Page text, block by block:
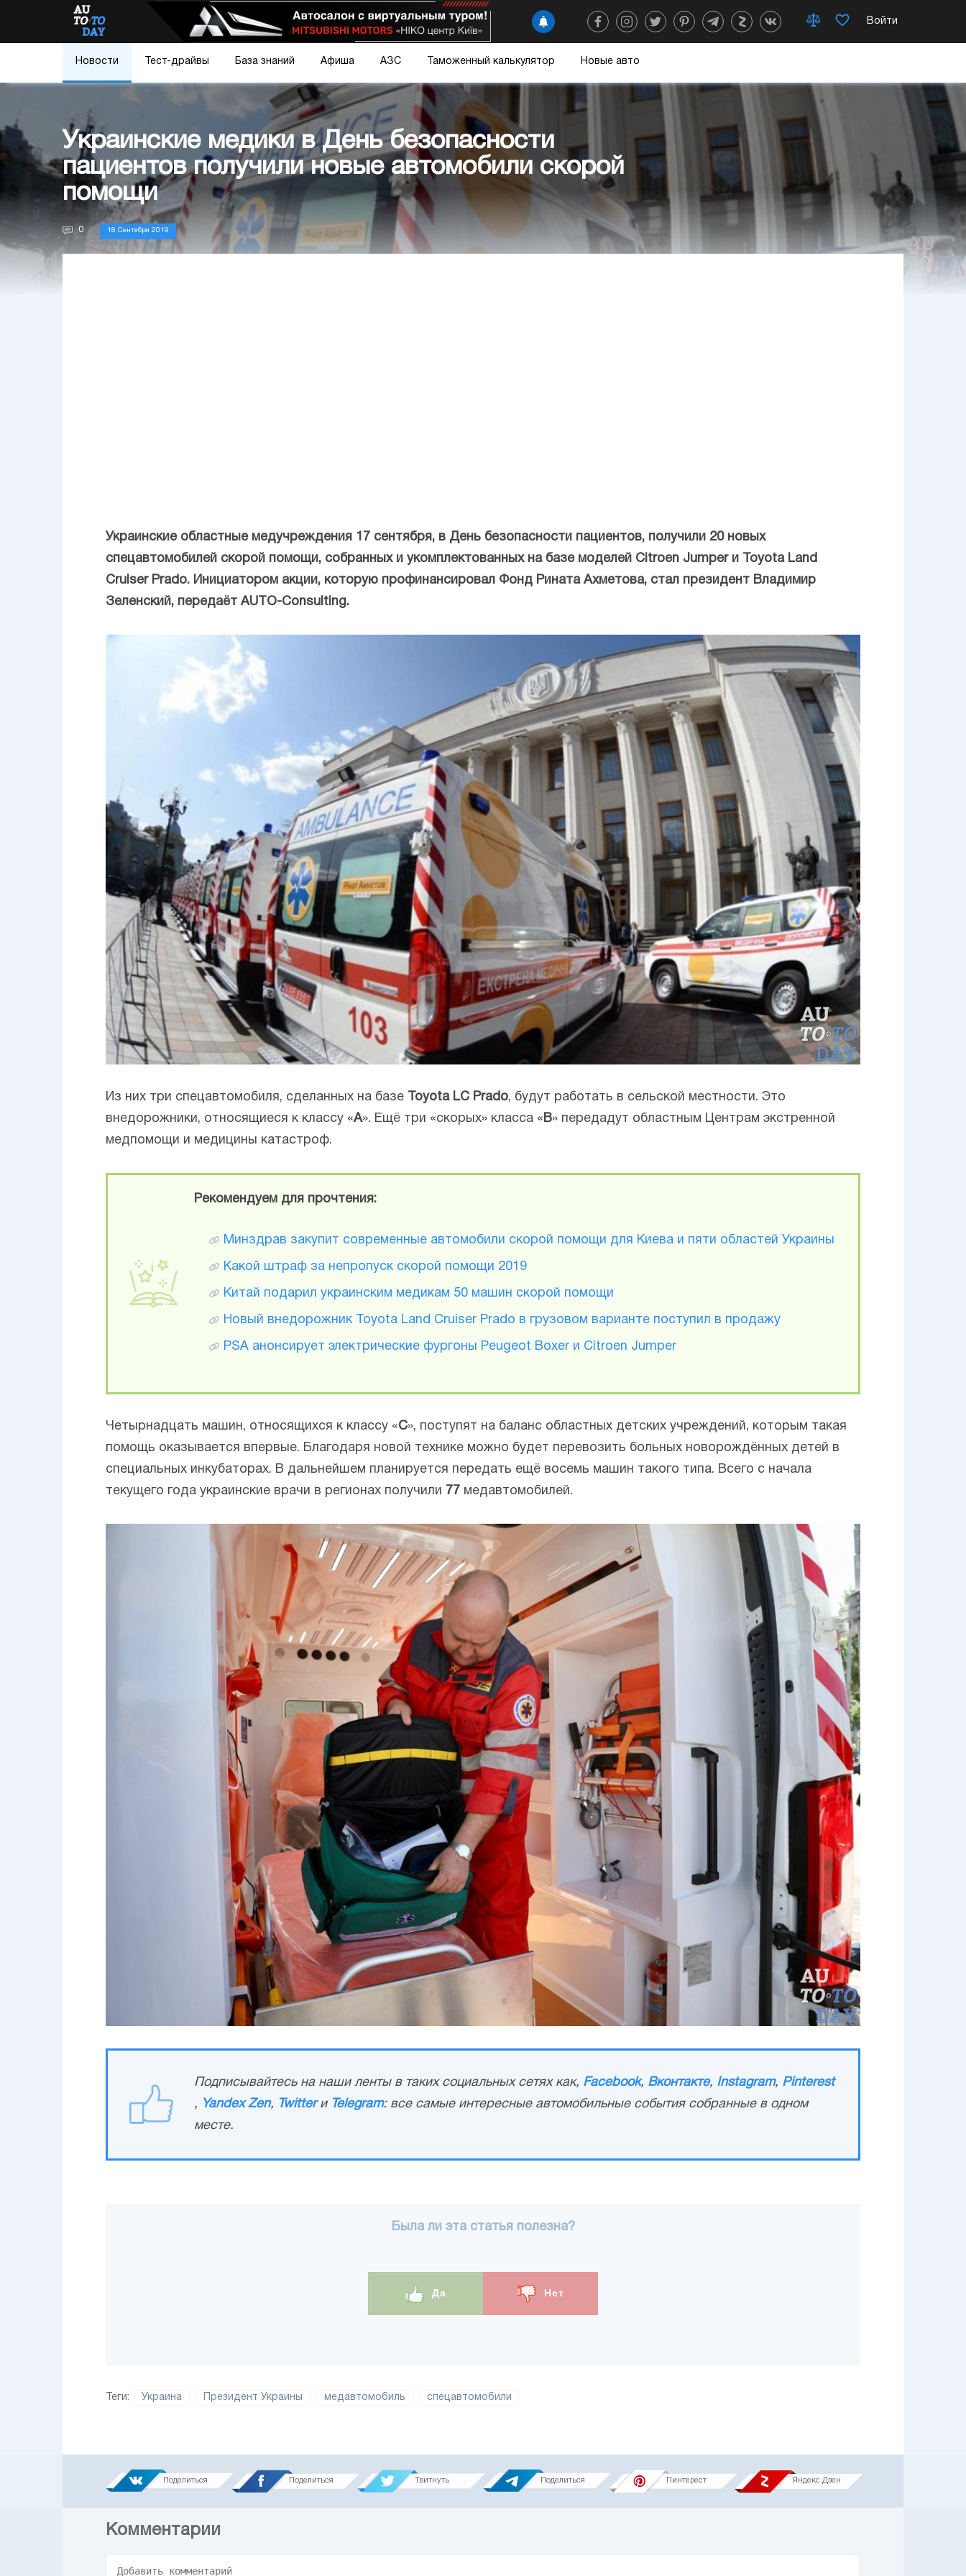
Войти
Новости Тест-драйвы База знаний Афиша АЗС Таможенный калькулятор Новые авто
Украинские медики в День безопасности
пациентов получили новые автомобили скорой
помощи
0 18 Сентября 2019
Украинские областные медучреждения 17 сентября, в День безопасности пациентов, получили 20 новых
спецавтомобилей скорой помощи, собранных и укомплектованных на базе моделей Citroen Jumper и Toyota Land
Cruiser Prado. Инициатором акции, которую профинансировал Фонд Рината Ахметова, стал президент Владимир
Зеленский, передаёт AUTO-Consulting.
Из них три спецавтомобиля, сделанных на базе Toyota LC Prado, будут работать в сельской местности. Это
внедорожники, относящиеся к классу «A». Ещё три «скорых» класса « B» передадут областным Центрам экстренной
медпомощи и медицины катастроф.
Рекомендуем для прочтения:
Минздрав закупит современные автомобили скорой помощи для Киева и пяти областей Украины
Какой штраф за непропуск скорой помощи 2019
Китай подарил украинским медикам 50 машин скорой помощи
Новый внедорожник Toyota Land Cruiser Prado в грузовом варианте поступил в продажу
PSA анонсирует электрические фургоны Peugeot Boxer и Citroen Jumper
Четырнадцать машин, относящихся к классу «C», поступят на баланс областных детских учреждений, которым такая
помощь оказывается впервые. Благодаря новой технике можно будет перевозить больных новорождённых детей в
специальных инкубаторах. В дальнейшем планируется передать ещё восемь машин такого типа. Всего с начала
текущего года украинские врачи в регионах получили 77 медавтомобилей.
Подписывайтесь на наши ленты в таких социальных сетях как, Facebook, Вконтакте, Instagram, Pinterest
, Yandex Zen, Twitterи Telegram: все самые интересные автомобильные события собранные в одном
месте.
Была ли эта статья полезна?
Да Нет
Теги: Украина Президент Украины медавтомобиль спецавтомобили
Поделиться Поделиться Твитнуть Поделиться Пинтерест Яндекс.Дзен
Комментарии